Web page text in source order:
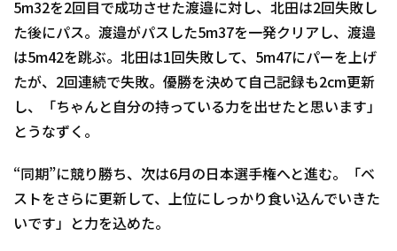
5m32を2回目で成功させた渡邉に対し、北田は2回失敗し
た後にパス。渡邉がパスした5m37を一発クリアし、渡邉
は5m42を跳ぶ。北田は1回失敗して、5m47にパーを上げ
たが、2回連続で失敗。優勝を決めて自己記録も2cm更新
し、「ちゃんと自分の持っている力を出せたと思います」
とうなずく。
“同期”に競り勝ち、次は6月の日本選手権へと進む。「ベ
ストをさらに更新して、上位にしっかり食い込んでいきた
いです」と力を込めた。